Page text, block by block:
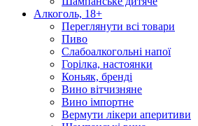
Алкоголь, 18+
Переглянути всі товари
Пиво
Слабоалкогольні напої
Горілка, настоянки
Коньяк, бренді
Вино вітчизняне
Вино імпортне
Вермути лікери аперитиви